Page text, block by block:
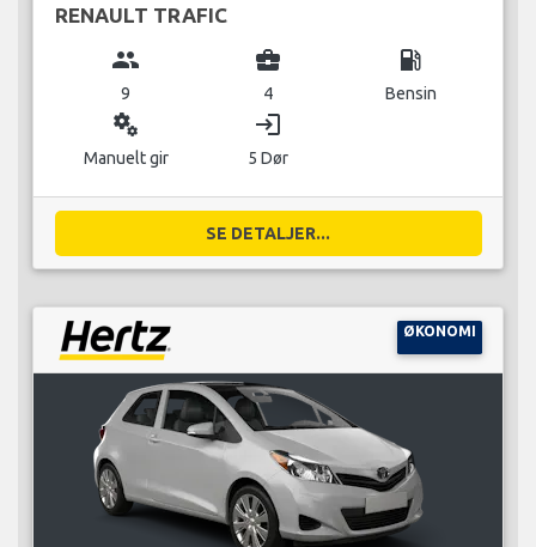
RENAULT TRAFIC
group
9
business_center
4
local_gas_station
Bensin
miscellaneous_services
Manuelt gir
login
5 Dør
SE DETALJER...
ØKONOMI